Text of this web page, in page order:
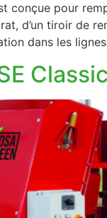
conçue pour
d’un tiroir de
dans les